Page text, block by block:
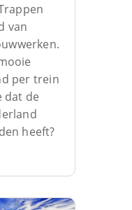
van
per trein
dat de
heeft?